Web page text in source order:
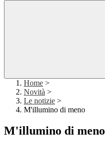
Home >
Novità >
Le notizie >
M'illumino di meno
M'illumino di meno